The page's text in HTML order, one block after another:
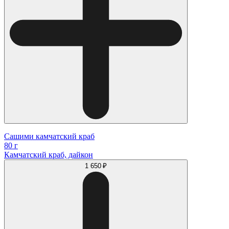
Сашими камчатский краб
80 г
Камчатский краб, дайкон
1 650 ₽